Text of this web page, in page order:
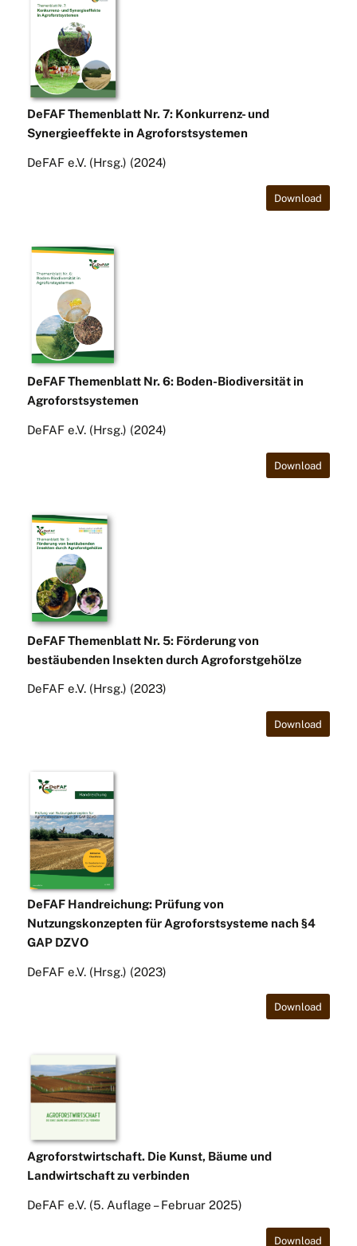
DeFAF Themenblatt Nr. 7: Konkurrenz- und
Synergieeffekte in Agroforstsystemen
DeFAF e.V. (Hrsg.) (2024)
Download
DeFAF Themenblatt Nr. 6: Boden-Biodiversität in
Agroforstsystemen
DeFAF e.V. (Hrsg.) (2024)
Download
DeFAF Themenblatt Nr. 5: Förderung von
bestäubenden Insekten durch Agroforstgehölze
DeFAF e.V. (Hrsg.) (2023)
Download
DeFAF Handreichung: Prüfung von
Nutzungskonzepten für Agroforstsysteme nach §4
GAP DZVO
DeFAF e.V. (Hrsg.) (2023)
Download
Agroforstwirtschaft. Die Kunst, Bäume und
Landwirtschaft zu verbinden
DeFAF e.V. (5. Auflage – Februar 2025)
Download